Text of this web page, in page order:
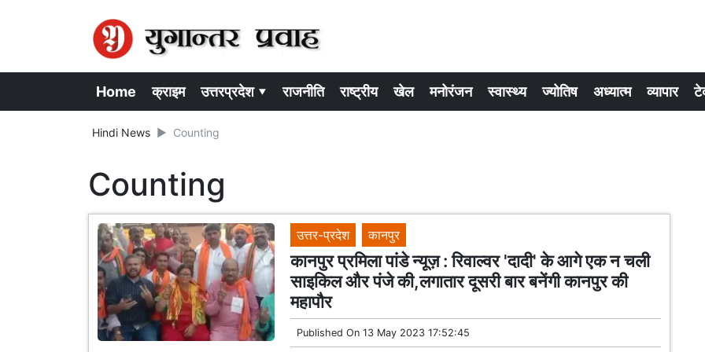
Home क्राइम उत्तरप्रदेश ▾ राजनीति राष्ट्रीय खेल मनोरंजन स्वास्थ्य ज्योतिष अध्यात्म व्यापार
Hindi News Counting
Counting
उत्तर-प्रदेश कानपुर
कानपुर प्रमिला पांडे न्यूज़ : रिवाल्वर 'दादी' के आगे एक न चली
साइकिल और पंजे की,लगातार दूसरी बार बनेंगी कानपुर की
महापौर
Published On 13 May 2023 17:52:45